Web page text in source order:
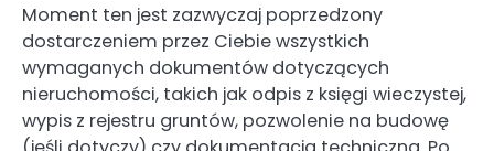
Moment ten jest zazwyczaj poprzedzony
dostarczeniem przez Ciebie wszystkich
wymaganych dokumentów dotyczących
nieruchomości, takich jak odpis z księgi wieczystej,
wypis z rejestru gruntów, pozwolenie na budowę